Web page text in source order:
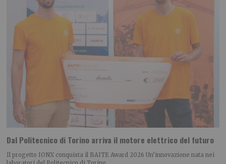
Dal Politecnico di Torino arriva il motore elettrico del futuro
Il progetto IONX conquista il BAITE Award 2026 Un’innovazione nata nei